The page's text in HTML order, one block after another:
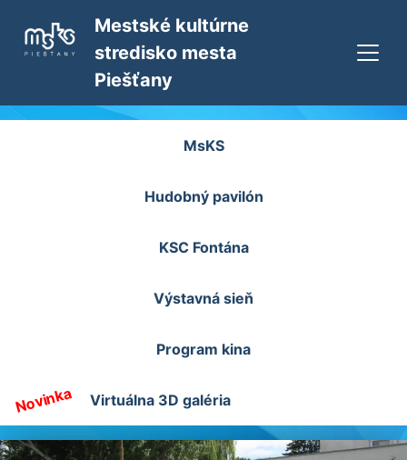
Mestské kultúrne
stredisko mesta
Piešťany
MsKS
Hudobný pavilón
KSC Fontána
Výstavná sieň
Program kina
Novinka Virtuálna 3D galéria